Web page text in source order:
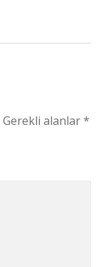
Gerekli alanlar*